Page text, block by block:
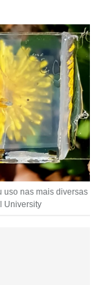
uso nas mais diversas
University